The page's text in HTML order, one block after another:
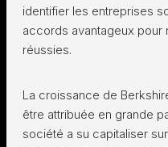
identifier les entreprises
accords avantageux pour
réussies.
La croissance de
être attribuée en grande
société a su capitaliser